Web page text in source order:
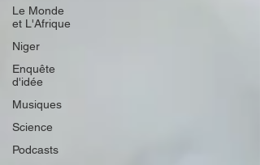
Le Monde
et L'Afrique
Niger
Enquête
d'idée
Musiques
Science
Podcasts